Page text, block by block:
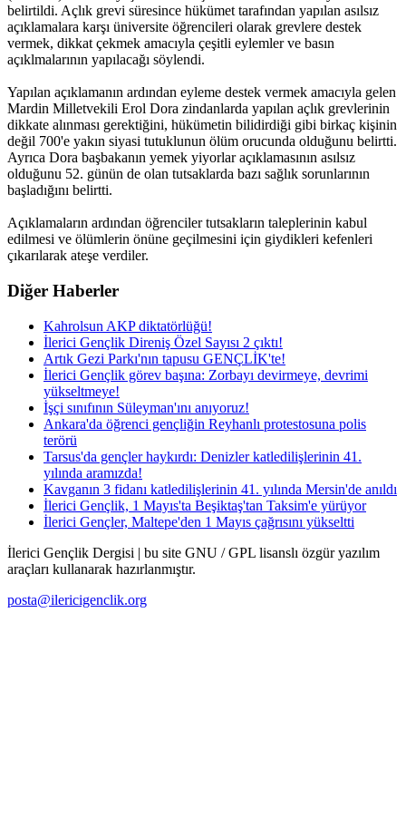
belirtildi. Açlık grevi süresince hükümet tarafından yapılan asılsız
açıklamalara karşı üniversite öğrencileri olarak grevlere destek
vermek, dikkat çekmek amacıyla çeşitli eylemler ve basın
açıklmalarının yapılacağı söylendi.
Yapılan açıklamanın ardından eyleme destek vermek amacıyla gelen
Mardin Milletvekili Erol Dora zindanlarda yapılan açlık grevlerinin
dikkate alınması gerektiğini, hükümetin bilidirdiği gibi birkaç kişinin
değil 700'e yakın siyasi tutuklunun ölüm orucunda olduğunu belirtti.
Ayrıca Dora başbakanın yemek yiyorlar açıklamasının asılsız
olduğunu 52. günün de olan tutsaklarda bazı sağlık sorunlarının
başladığını belirtti.
Açıklamaların ardından öğrenciler tutsakların taleplerinin kabul
edilmesi ve ölümlerin önüne geçilmesini için giydikleri kefenleri
çıkarılarak ateşe verdiler.
Diğer Haberler
Kahrolsun AKP diktatörlüğü!
İlerici Gençlik Direniş Özel Sayısı 2 çıktı!
Artık Gezi Parkı'nın tapusu GENÇLİK'te!
İlerici Gençlik görev başına: Zorbayı devirmeye, devrimi
yükseltmeye!
İşçi sınıfının Süleyman'ını anıyoruz!
Ankara'da öğrenci gençliğin Reyhanlı protestosuna polis
terörü
Tarsus'da gençler haykırdı: Denizler katledilişlerinin 41.
yılında aramızda!
Kavganın 3 fidanı katledilişlerinin 41. yılında Mersin'de anıldı
İlerici Gençlik, 1 Mayıs'ta Beşiktaş'tan Taksim'e yürüyor
İlerici Gençler, Maltepe'den 1 Mayıs çağrısını yükseltti
İlerici Gençlik Dergisi | bu site GNU / GPL lisanslı özgür yazılım
araçları kullanarak hazırlanmıştır.
posta@ilericigenclik.org